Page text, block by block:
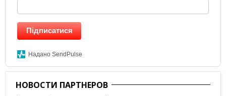
Підписатися
Надано SendPulse
НОВОСТИ ПАРТНЕРОВ